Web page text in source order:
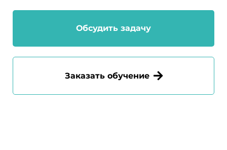
Обсудить задачу
Заказать обучение